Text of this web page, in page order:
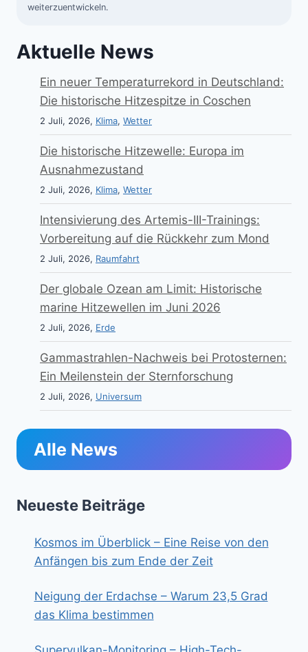
weiterzuentwickeln.
Aktuelle News
Ein neuer Temperaturrekord in Deutschland:
Die historische Hitzespitze in Coschen
2 Juli, 2026, Klima, Wetter
Die historische Hitzewelle: Europa im
Ausnahmezustand
2 Juli, 2026, Klima, Wetter
Intensivierung des Artemis-III-Trainings:
Vorbereitung auf die Rückkehr zum Mond
2 Juli, 2026, Raumfahrt
Der globale Ozean am Limit: Historische
marine Hitzewellen im Juni 2026
2 Juli, 2026, Erde
Gammastrahlen-Nachweis bei Protosternen:
Ein Meilenstein der Sternforschung
2 Juli, 2026, Universum
Alle News
Neueste Beiträge
Kosmos im Überblick – Eine Reise von den
Anfängen bis zum Ende der Zeit
Neigung der Erdachse – Warum 23,5 Grad
das Klima bestimmen